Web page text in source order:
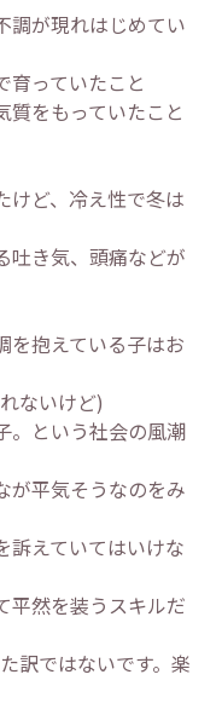
調が現れはじめてい
育っていたこと
質をもっていたこと
けど、冷え性で冬は
吐き気、頭痛などが
を抱えている子はお
ないけど)
。という社会の風潮
が平気そうなのをみ
訴えていてはいけな
平然を装うスキルだ
訳ではないです。楽